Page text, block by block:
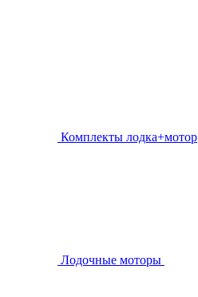
Комплекты лодка+мотор
Лодочные моторы